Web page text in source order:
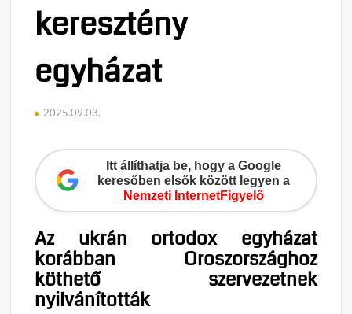
keresztény
egyházat
2025.09.03.
Itt állíthatja be, hogy a Google
keresőben elsők között legyen a
Nemzeti InternetFigyelő
Az ukrán ortodox egyházat
korábban Oroszországhoz
köthető szervezetnek
nyilvánították